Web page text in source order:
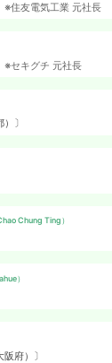
※住友電気工業 元社長
※セキグチ 元社長
〕
Chung Ting）
）
府）〕